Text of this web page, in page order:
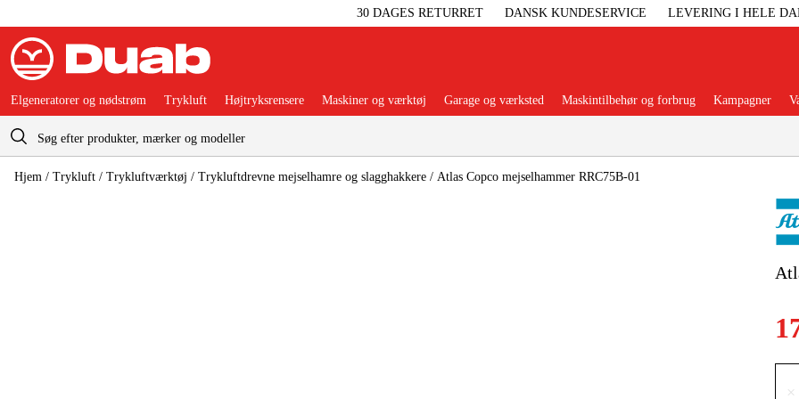
30 DAGES RETURRET DANSK KUNDESERVICE LEVERING I HELE
Indkøbskurv Populære kategorier
Elgeneratorer og nødstrøm Trykluft Højtryksrensere Maskiner og værktøj Garage og værksted Maskintilbehør og forbrug Kampagner
Hjem / Trykluft / Trykluftværktøj / Trykluftdrevne mejselhamre og slagghakkere / Atlas Copco mejselhammer RRC75B-01
×